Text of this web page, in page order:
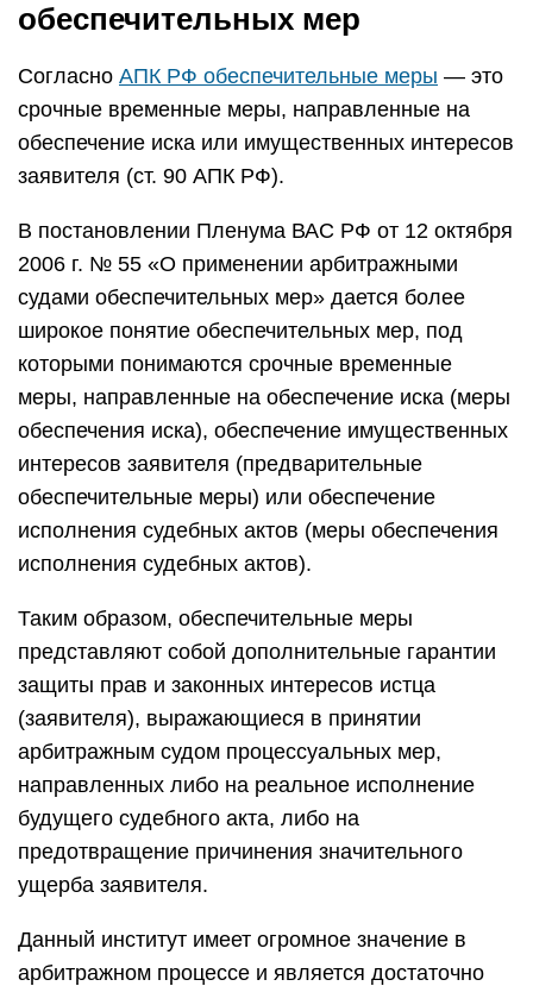
обеспечительных мер
Согласно АПК РФ обеспечительные меры — это
срочные временные меры, направленные на
обеспечение иска или имущественных интересов
заявителя (ст. 90 АПК РФ).
В постановлении Пленума ВАС РФ от 12 октября
2006 г. № 55 «О применении арбитражными
судами обеспечительных мер» дается более
широкое понятие обеспечительных мер, под
которыми понимаются срочные временные
меры, направленные на обеспечение иска (меры
обеспечения иска), обеспечение имущественных
интересов заявителя (предварительные
обеспечительные меры) или обеспечение
исполнения судебных актов (меры обеспечения
исполнения судебных актов).
Таким образом, обеспечительные меры
представляют собой дополнительные гарантии
защиты прав и законных интересов истца
(заявителя), выражающиеся в принятии
арбитражным судом процессуальных мер,
направленных либо на реальное исполнение
будущего судебного акта, либо на
предотвращение причинения значительного
ущерба заявителя.
Данный институт имеет огромное значение в
арбитражном процессе и является достаточно